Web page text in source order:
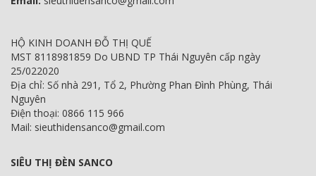
HỘ KINH DOANH ĐỖ THỊ QUẾ
MST 8118981859 Do UBND TP Thái Nguyên cấp ngày
25/022020
Địa chỉ: Số nhà 291, Tổ 2, Phường Phan Đình Phùng, Thái
Nguyên
Điện thoại: 0866 115 966
Mail: sieuthidensanco@gmail.com
SIÊU THỊ ĐÈN SANCO